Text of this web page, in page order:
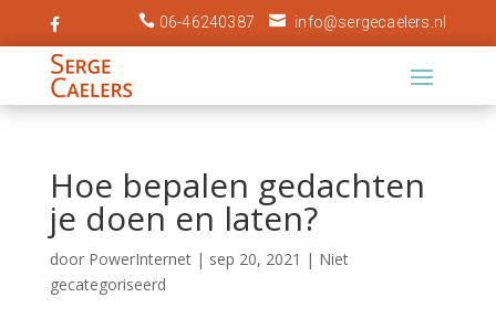
  06-46240387  info@sergecaelers.nl
Hoe bepalen gedachten
je doen en laten?
door PowerInternet| sep 20, 2021 | Niet
gecategoriseerd